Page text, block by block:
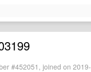
#452051, joined on